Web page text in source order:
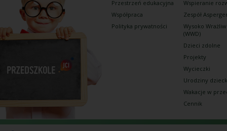
Przestrzeń edukacyjna
Współpraca
Polityka prywatności
Wspieranie
Zespół
Wysoko
(WWD)
Dzieci zdolne
Projekty
Wycieczki
Urodziny
Wakacje w
Cennik